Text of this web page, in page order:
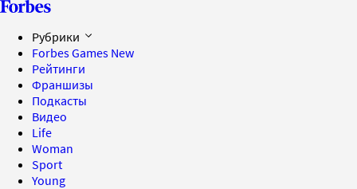
Рубрики
Forbes Games New
Рейтинги
Франшизы
Подкасты
Видео
Life
Woman
Sport
Young